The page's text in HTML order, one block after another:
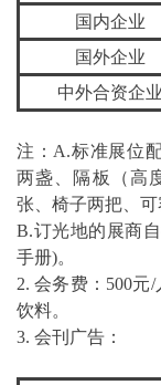
国内企业
国外企业
中外合资企业
注：A.标准展位
两盏、隔板（高
张、椅子两把、可
B.订光地的展商
手册)。
2. 会务费：500元
饮料。
3. 会刊广告：